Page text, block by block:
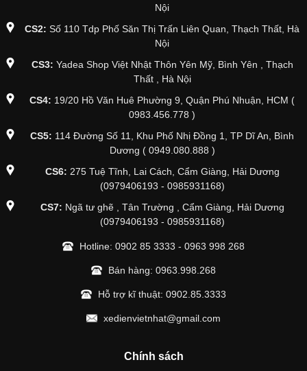
Nội
CS2: Số 110 Tdp Phố Săn Thị Trấn Liên Quan, Thạch Thất, Hà
Nội
CS3: Yadea Shop Việt Nhật Thôn Yên Mỹ, Bình Yên , Thạch
Thất , Hà Nội
CS4: 19/20 Hồ Văn Huê Phường 9, Quận Phú Nhuận, HCM (
0983.456.778 )
CS5: 114 Đường Số 11, Khu Phố Nhị Đồng 1, TP Dĩ An, Bình
Dương ( 0949.080.888 )
CS6: 275 Tuệ Tĩnh, Lai Cách, Cẩm Giàng, Hải Dương
(0979406193 - 0985931168)
CS7: Ngã tư ghẽ , Tân Trường , Cẩm Giàng, Hải Dương
(0979406193 - 0985931168)
Hotline: 0902 85 3333 - 0963 998 268
Bán hàng: 0963.998.268
Hỗ trợ kĩ thuật: 0902.85.3333
xedienvietnhat@gmail.com
Chính sách